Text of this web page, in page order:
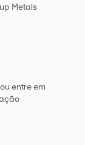
Metals
entre em